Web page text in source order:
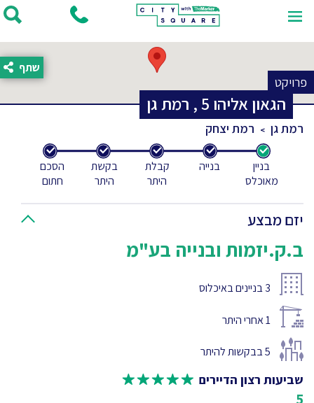
פרויקט
הגאון אליהו 5
, רמת גן
שתף
רמת גן רמת יצחק
בניין
מאוכלס
בנייה
קבלת
היתר
בקשת
היתר
הסכם
חתום
יזם מבצע
ב.ק.יזמות ובנייה בע"מ
3בניינים באיכלוס
1אחרי היתר
5בבקשות להיתר
שביעות רצון הדיירים
5